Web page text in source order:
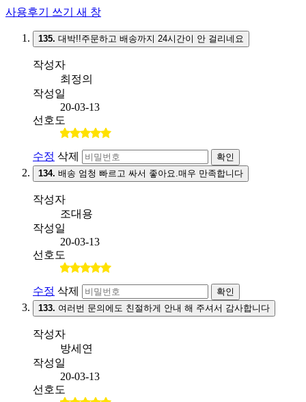
사용후기 쓰기 새 창
135. 대박!!주문하고 배송까지 24시간이 안 걸리네요
작성자
최정의
작성일
20-03-13
선호도
수정 삭제
확인
134. 배송 엄청 빠르고 싸서 좋아요.매우 만족합니다
작성자
조대용
작성일
20-03-13
선호도
수정 삭제
확인
133. 여러번 문의에도 친절하게 안내 해 주셔서 감사합니다
작성자
방세연
작성일
20-03-13
선호도